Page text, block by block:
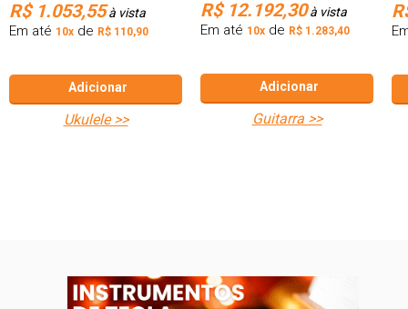
R$ 1.053,55à vista
Em até 10x de R$ 110,90
Adicionar
ukulele >>
R$ 12.192,30à vista
Em até 10x de R$ 1.283,40
Adicionar
guitarra >>